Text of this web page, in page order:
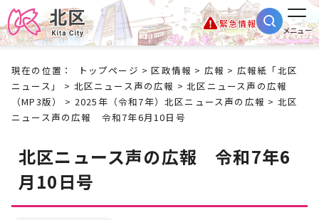
緊急情報
メニュー
現在の位置： トップページ >区政情報 > 広報 > 広報紙「北区
ニュース」
> 北区ニュース声の広報 >北区ニュース声の広報
（MP3版）
> 2025年（令和7年）北区ニュース声の広報 > 北区
ニュース声の広報 令和7年6月10日号
北区ニュース声の広報 令和7年6
月10日号